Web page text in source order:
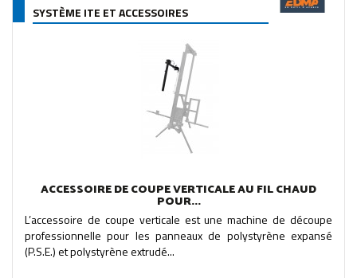
SYSTÈME ITE ET ACCESSOIRES
ACCESSOIRE DE COUPE VERTICALE AU FIL CHAUD
POUR...
L’accessoire de coupe verticale est une machine de découpe
professionnelle pour les panneaux de polystyrène expansé
(P.S.E.) et polystyrène extrudé...